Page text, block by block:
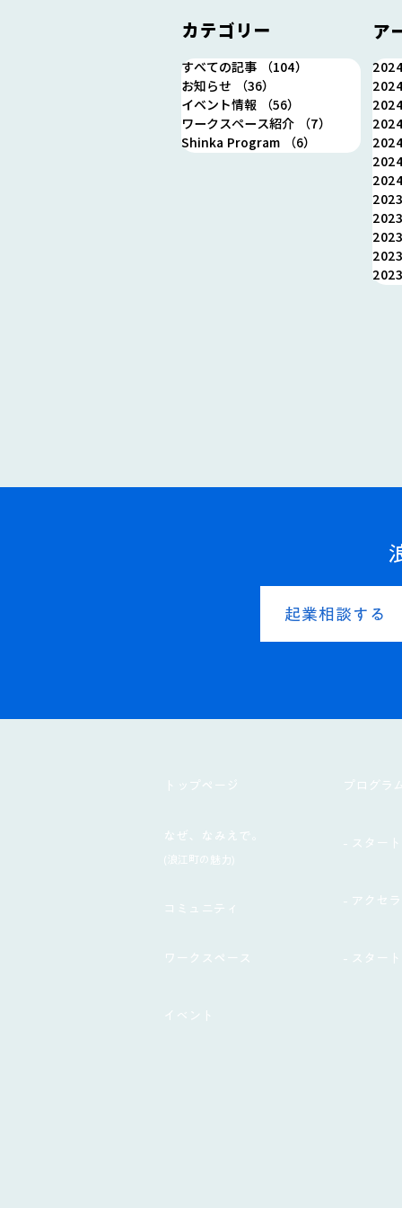
＼ももクロ・あーりん登壇！
／ イベント【ナミエでゼロイ
チ】 食で地方を豊かに ～移
住したい町No.1での起業から
支援まで～ 8/1(木) 19時～
カテゴリー ア
すべての記事 （104）
104件の記事
お知らせ
（36）
イベント情報
（56）
ワークスペース紹介
（7）
7件の記事
Shinka Program
（6） 6件の記事
起業相談する
​トップページ プログラ
なぜ、なみえで。
(浪江町の魅力)
コミュニティ
- スター
- アクセ
- スター
ワークスペース
イベント